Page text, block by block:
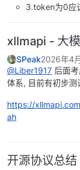
3.token为0应
xllmapi - 大
SPeak2026年4
@Liber1917 后面
体系, 目前有初步测
https://
ah
开源协议总结